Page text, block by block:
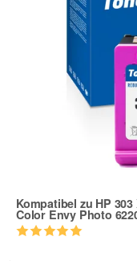
Kompatibel zu HP
Color Envy Photo